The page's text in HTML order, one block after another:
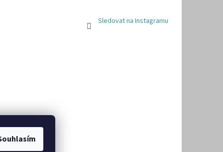
Sledovat na Instagramu